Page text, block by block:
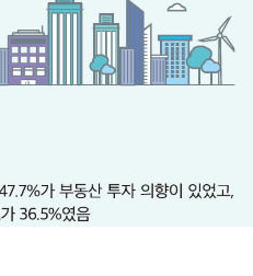
だから無理だってば。
教授も登場！